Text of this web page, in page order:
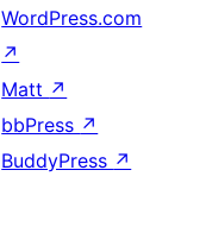
WordPress.com
↗
Matt ↗
bbPress ↗
BuddyPress ↗